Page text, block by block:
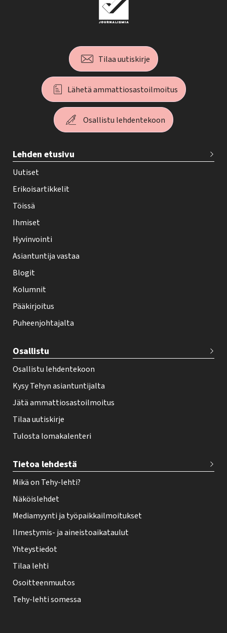
Tilaa uutiskirje
Lähetä ammattiosastoilmoitus
Osallistu lehdentekoon
e
h
y
-
e
h
t
i
f
o
t
r
Lehden etusivu
Uutiset
Erikoisartikkelit
Töissä
Ihmiset
Hyvinvointi
Asiantuntija vastaa
Blogit
Kolumnit
Pääkirjoitus
Puheenjohtajalta
Osallistu
Osallistu lehdentekoon
Kysy Tehyn asiantuntijalta
Jätä ammattiosastoilmoitus
Tilaa uutiskirje
Tulosta lomakalenteri
Tietoa lehdestä
Mikä on Tehy-lehti?
Näköislehdet
Mediamyynti ja työpaikkailmoitukset
Ilmestymis- ja aineistoaikataulut
Yhteystiedot
Tilaa lehti
Osoitteenmuutos
Tehy-lehti somessa